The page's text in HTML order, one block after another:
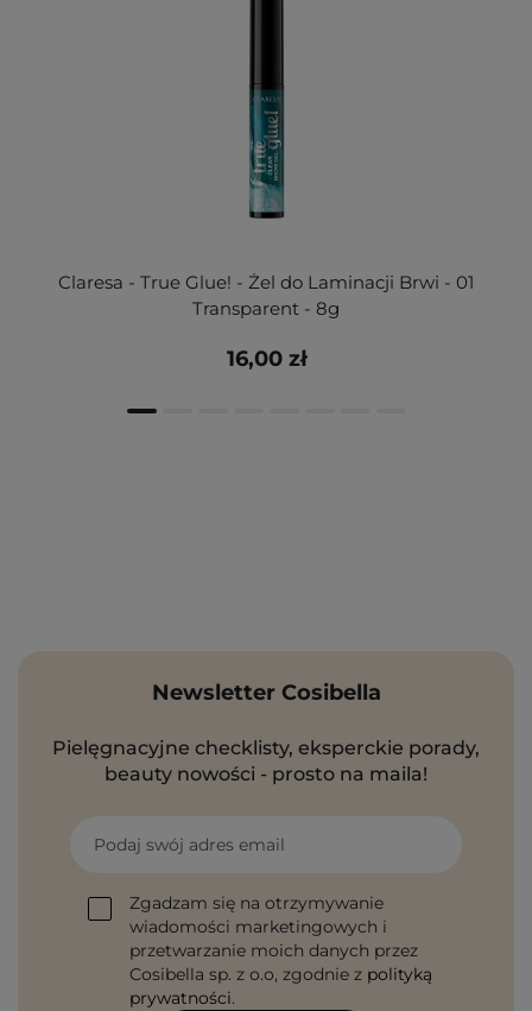
Claresa - True Glue! - Żel do Laminacji Brwi - 01
Transparent - 8g
16,00 zł
Newsletter Cosibella
Pielęgnacyjne checklisty, eksperckie porady,
beauty nowości - prosto na maila!
Podaj swój adres email
Zgadzam się na otrzymywanie
wiadomości marketingowych i
przetwarzanie moich danych przez
Cosibella sp. z o.o, zgodnie z polityką
prywatności.